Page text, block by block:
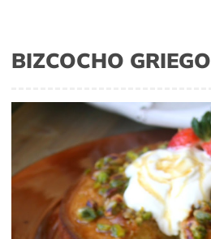
BIZCOCHO GRIEGO